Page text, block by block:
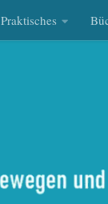
Praktisches